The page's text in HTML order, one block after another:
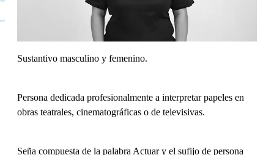
Sustantivo masculino y femenino.
Persona dedicada profesionalmente a interpretar papeles en
obras teatrales, cinematográficas o de televisivas.
Seña compuesta de la palabra Actuar y el sufijo de persona